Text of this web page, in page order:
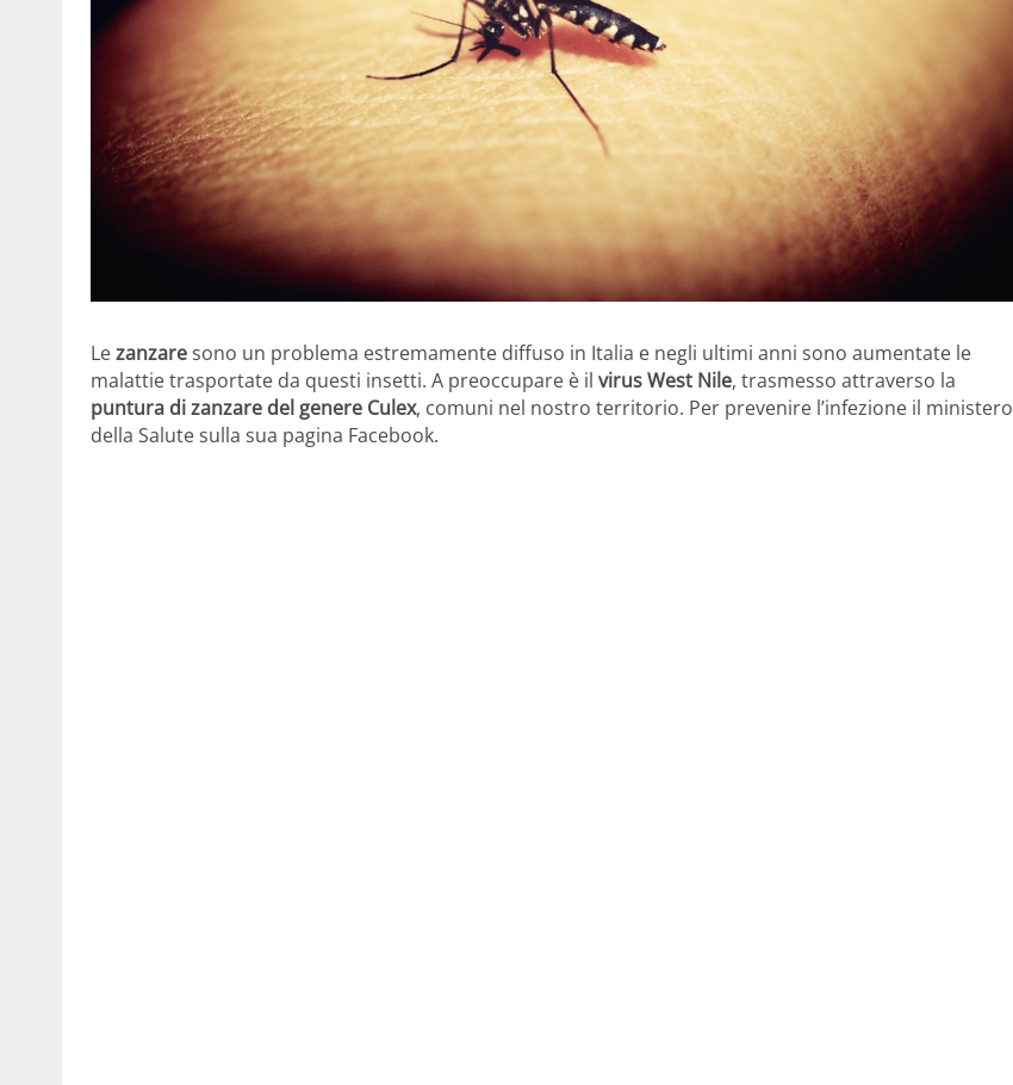
Lezanzaresono un problema estremamente diffuso in Italia e negli ultimi anni sono aumentate le
malattie trasportate da questi insetti. A preoccupare è il virus West Nile, trasmesso attraverso la
puntura di zanzare del genere Culex, comuni nel nostro territorio. Per prevenire l’infezione il ministero
della Salute sulla sua pagina Facebook.